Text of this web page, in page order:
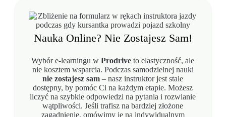
Nauka Online? Nie Zostajesz Sam!
Wybór e-learningu wProdrive to elastyczność, ale
nie kosztem wsparcia. Podczas samodzielnej nauki
nie zostajesz sam – nasz instruktor jest stale
dostępny, by pomóc Ci na każdym etapie. Możesz
liczyć na szybkie odpowiedzi na pytania i rozwianie
wątpliwości. Jeśli trafisz na bardziej złożone
zagadnienie, omówimy je na indywidualnym